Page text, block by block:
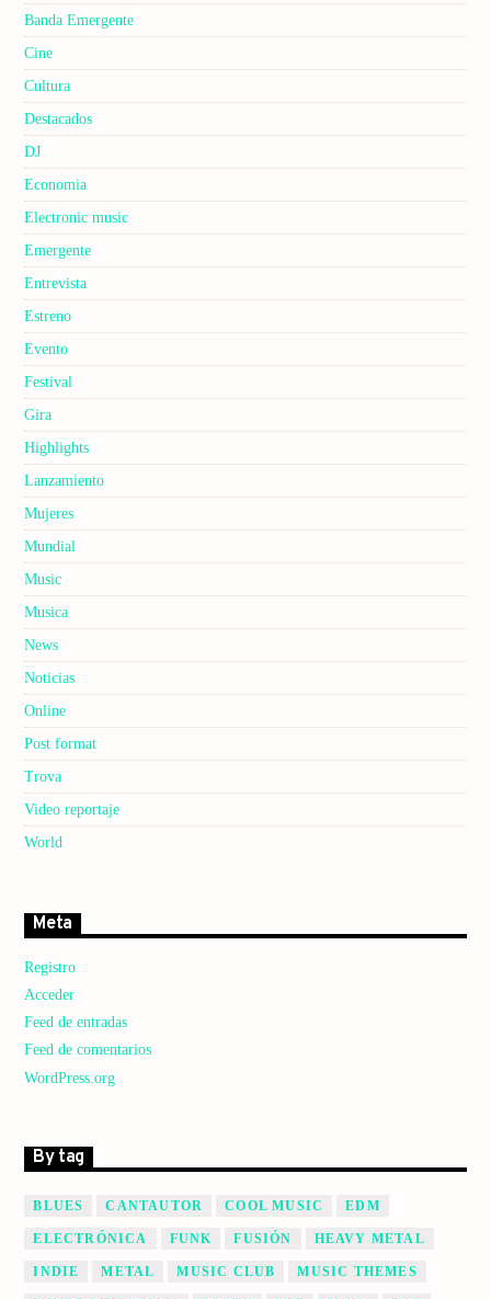
Banda Emergente
Cine
Cultura
Destacados
DJ
Economia
Electronic music
Emergente
Entrevista
Estreno
Evento
Festival
Gira
Highlights
Lanzamiento
Mujeres
Mundial
Music
Musica
News
Noticias
Online
Post format
Trova
Video reportaje
World
Meta
Registro
Acceder
Feed de entradas
Feed de comentarios
WordPress.org
By tag
BLUES CANTAUTOR COOL MUSIC EDM
ELECTRÓNICA FUNK FUSIÓN HEAVY METAL
INDIE METAL MUSIC CLUB MUSIC THEMES